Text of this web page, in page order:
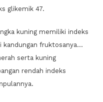
glikemik 47.
kuning memiliki indeks
kandungan fruktosanya…
serta kuning
rendah indeks